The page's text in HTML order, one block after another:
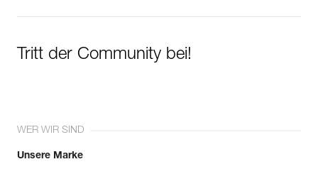
Tritt der Community bei!
WER WIR SIND
Unsere Marke